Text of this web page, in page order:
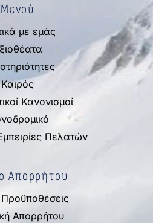
Μενού
με εμάς
Καιρός
Κανονισμοί
Πελατών
Απορρήτου
Απορρήτου